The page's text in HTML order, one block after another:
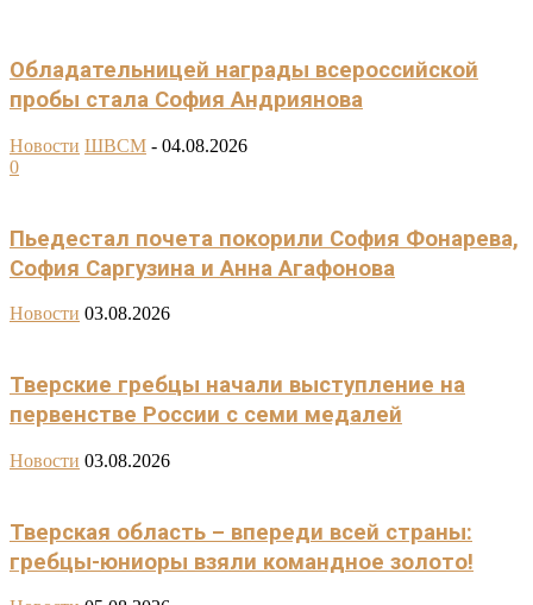
Обладательницей награды всероссийской
пробы стала София Андриянова
Новости ШВСМ - 04.08.2026
0
Пьедестал почета покорили София Фонарева,
София Саргузина и Анна Агафонова
Новости 03.08.2026
Тверские гребцы начали выступление на
первенстве России с семи медалей
Новости 03.08.2026
Тверская область – впереди всей страны:
гребцы-юниоры взяли командное золото!